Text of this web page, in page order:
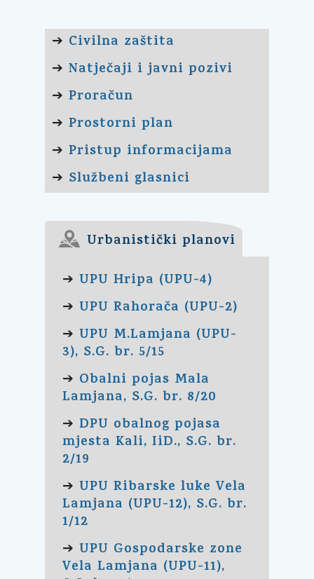
➔ Civilna zaštita
➔ Natječaji i javni pozivi
➔ Proračun
➔ Prostorni plan
➔ Pristup informacijama
➔ Službeni glasnici
Urbanistički planovi
➔ UPU Hripa (UPU-4)
➔ UPU Rahorača (UPU-2)
➔ UPU M.Lamjana (UPU-
3), S.G. br. 5/15
➔ Obalni pojas Mala
Lamjana, S.G. br. 8/20
➔ DPU obalnog pojasa
mjesta Kali, IiD., S.G. br.
2/19
➔ UPU Ribarske luke Vela
Lamjana (UPU-12), S.G. br.
1/12
➔ UPU Gospodarske zone
Vela Lamjana (UPU-11),